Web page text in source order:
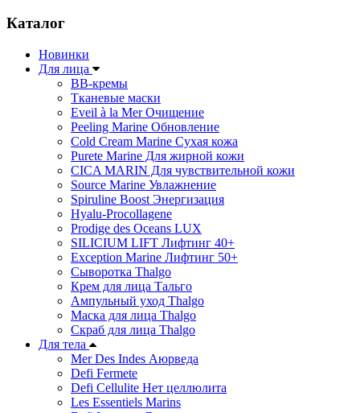
Каталог
Новинки
Для лица
ВВ-кремы
Тканевые маски
Eveil à la Mer Очищение
Peeling Marine Обновление
Cold Cream Marine Сухая кожа
Purete Marine Для жирной кожи
СICA MARIN Для чувствительной кожи
Source Marine Увлажнение
Spiruline Boost Энергизация
Hyalu-Procollagene
Prodige des Oceans LUX
SILICIUM LIFT Лифтинг 40+
Exception Marine Лифтинг 50+
Cыворотка Thalgo
Крем для лица Тальго
Ампульный уход Thalgo
Маска для лица Thalgo
Скраб для лица Thalgo
Для тела
Mer Des Indes Аюрведа
Defi Fermete
Defi Cellulite Нет целлюлита
Les Essentiels Marins